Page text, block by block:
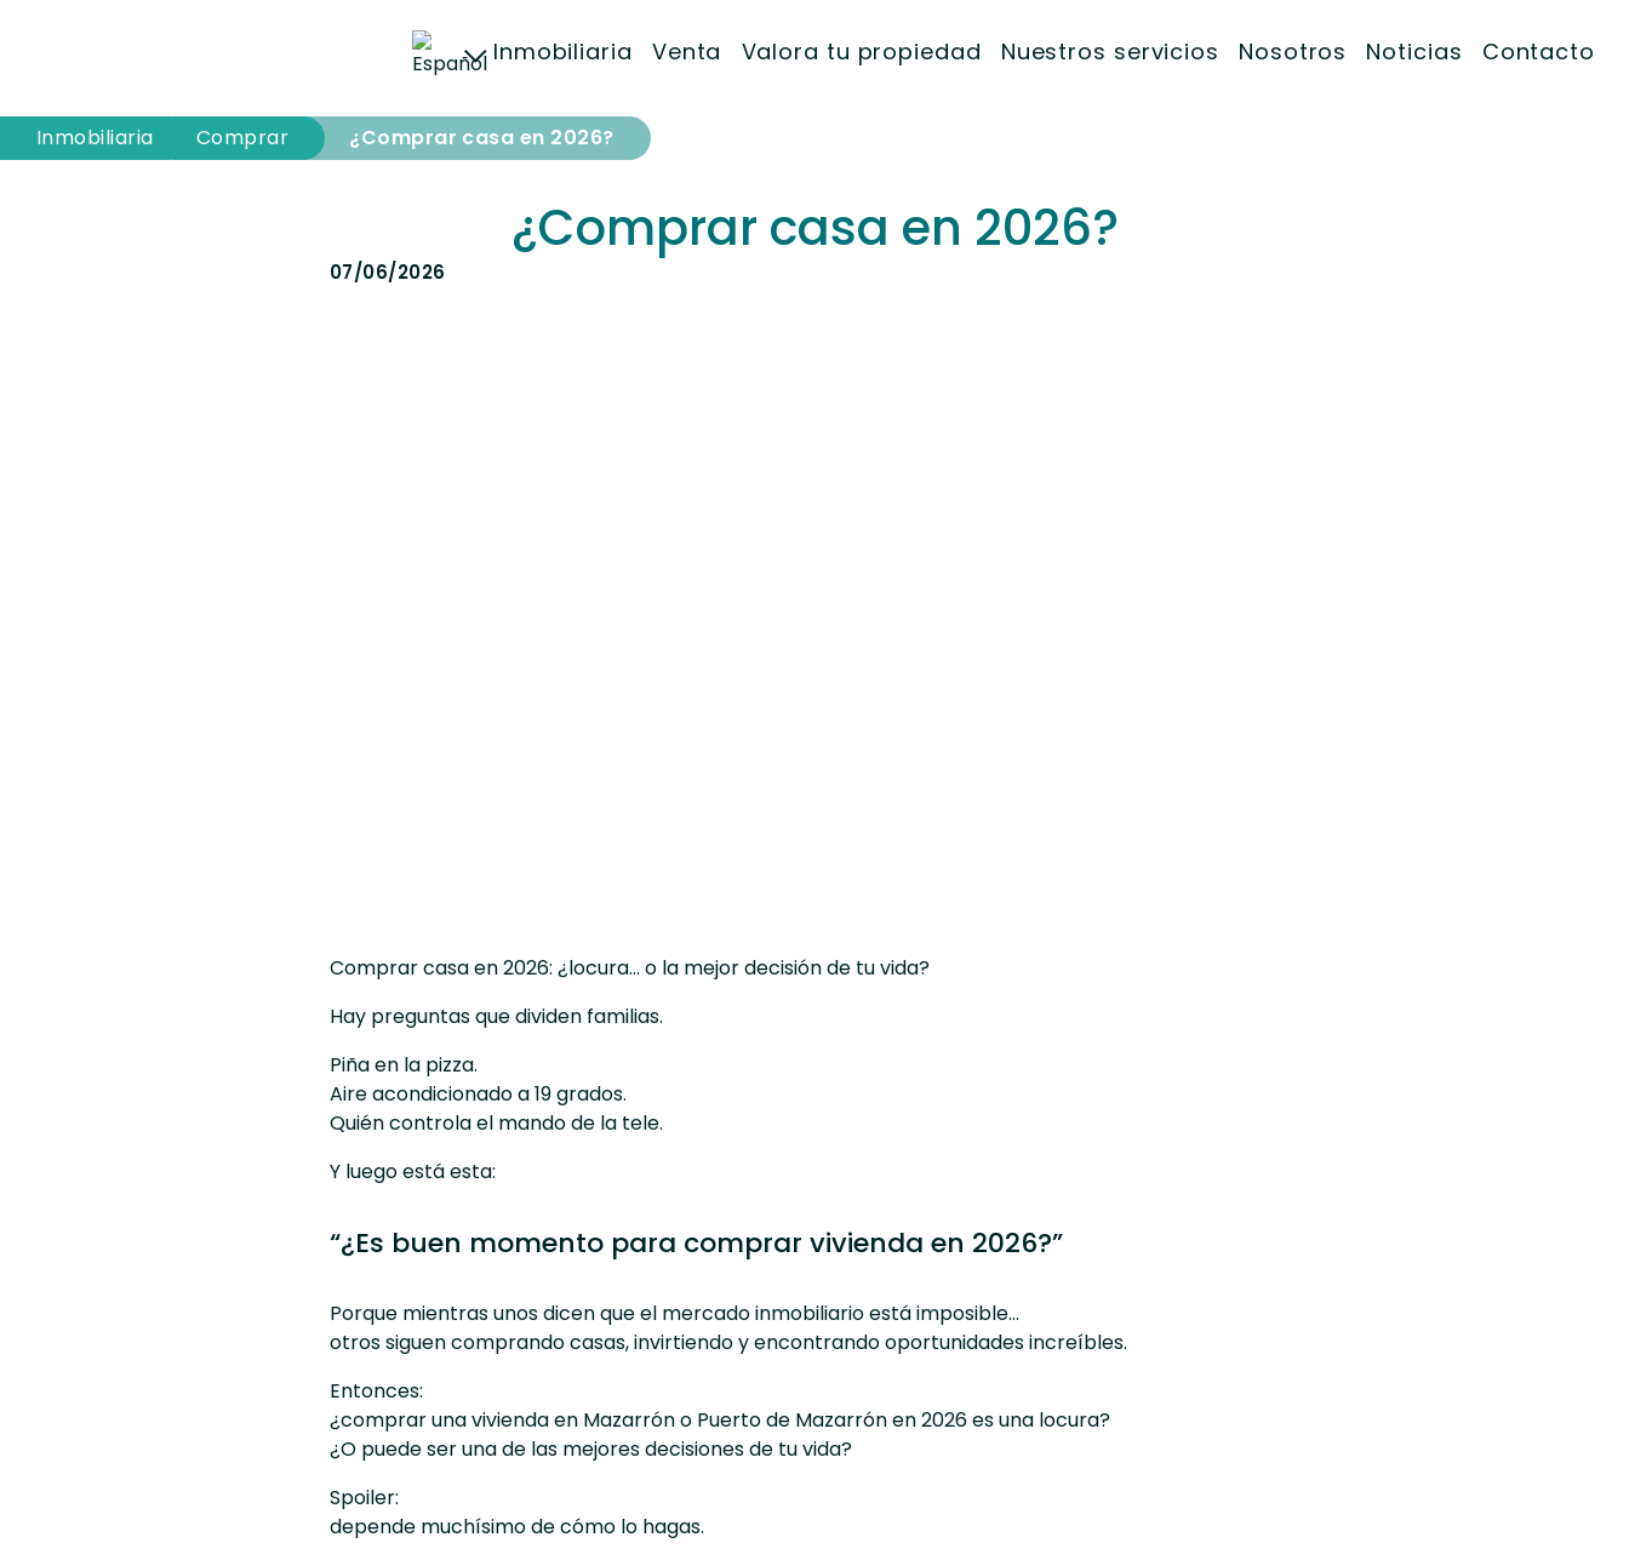
Inmobiliaria Venta Valora tu propiedad Nuestros servicios Nosotros Noticias Contacto
Inmobiliaria
Inmobiliaria Comprar ¿Comprar casa en 2026?
¿Comprar casa en 2026?
07/06/2026
Comprar casa en 2026: ¿locura… o la mejor decisión de tu vida?
Hay preguntas que dividen familias.
Piña en la pizza.
Aire acondicionado a 19 grados.
Quién controla el mando de la tele.
Y luego está esta:
“¿Es buen momento para comprar vivienda en 2026?”
Porque mientras unos dicen que el mercado inmobiliario está imposible…
otros siguen comprando casas, invirtiendo y encontrando oportunidades increíbles.
Entonces:
¿comprar una vivienda en Mazarrón o Puerto de Mazarrón en 2026 es una locura?
¿O puede ser una de las mejores decisiones de tu vida?
Spoiler:
depende muchísimo de cómo lo hagas.